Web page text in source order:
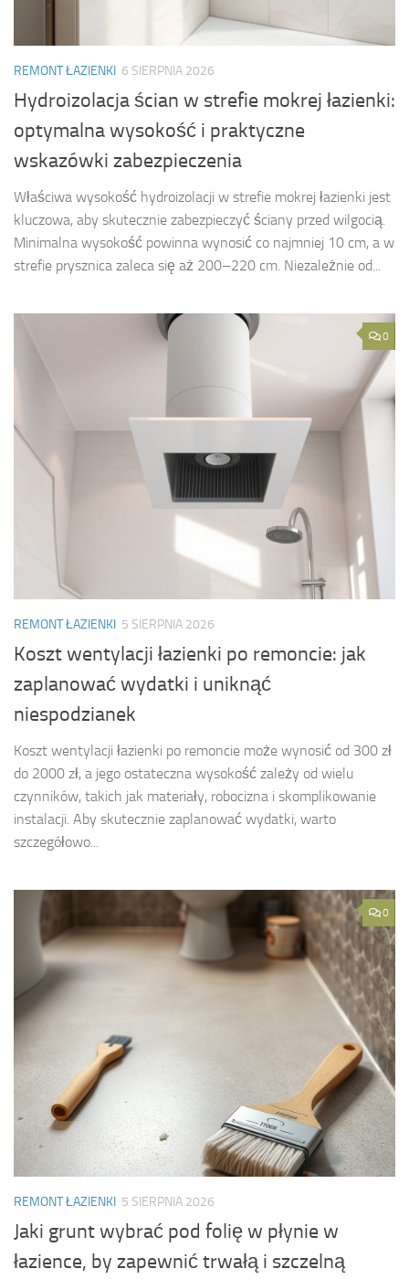
REMONT ŁAZIENKI 6 SIERPNIA 2026
Hydroizolacja ścian w strefie mokrej łazienki:
optymalna wysokość i praktyczne
wskazówki zabezpieczenia
Właściwa wysokość hydroizolacji w strefie mokrej łazienki jest
kluczowa, aby skutecznie zabezpieczyć ściany przed wilgocią.
Minimalna wysokość powinna wynosić co najmniej 10 cm, a w
strefie prysznica zaleca się aż 200–220 cm. Niezależnie od...
0
REMONT ŁAZIENKI 5 SIERPNIA 2026
Koszt wentylacji łazienki po remoncie: jak
zaplanować wydatki i uniknąć
niespodzianek
Koszt wentylacji łazienki po remoncie może wynosić od 300 zł
do 2000 zł, a jego ostateczna wysokość zależy od wielu
czynników, takich jak materiały, robocizna i skomplikowanie
instalacji. Aby skutecznie zaplanować wydatki, warto
szczegółowo...
0
REMONT ŁAZIENKI 5 SIERPNIA 2026
Jaki grunt wybrać pod folię w płynie w
łazience, by zapewnić trwałą i szczelną